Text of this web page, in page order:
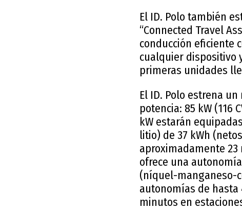
El ID. Polo también
“Connected Travel
conducción eficiente
cualquier dispositivo
primeras unidades
El ID. Polo estrena
potencia: 85 kW (116
kW estarán
litio) de 37 kWh
aproximadamente
ofrece una
(níquel-manganeso-
autonomías de hasta
minutos en